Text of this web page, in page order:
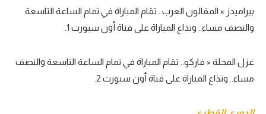
بيراميدز × المقالون العرب.. تقام المباراة في تمام الساعة التاسعة
والنصف مساء.. وتذاع المباراة على قناة أون سبورت 1.
غزل المحلة × فاركو.. تقام المباراة في تمام الساعة التاسعة والنصف
مساء.. وتذاع المباراة على قناة أون سبورت 2.